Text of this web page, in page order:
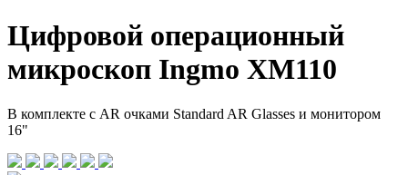
Цифровой операционный
микроскоп Ingmo XM110
В комплекте с AR очками Standard AR Glasses и монитором
16"